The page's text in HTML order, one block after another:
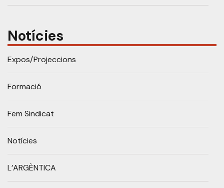
Notícies
Expos/Projeccions
Formació
Fem Sindicat
Notícies
L’ARGÈNTICA